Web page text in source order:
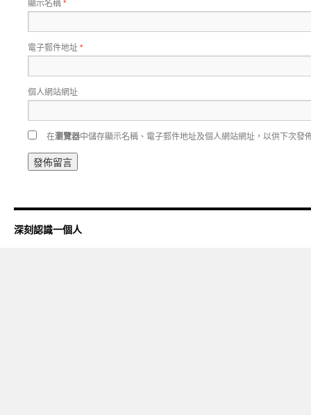
顯示名稱*
電子郵件地址*
個人網站網址
在瀏覽器中儲存顯示名稱、電子郵件地址及個人網站網址，以供下次發
深刻認識一個人